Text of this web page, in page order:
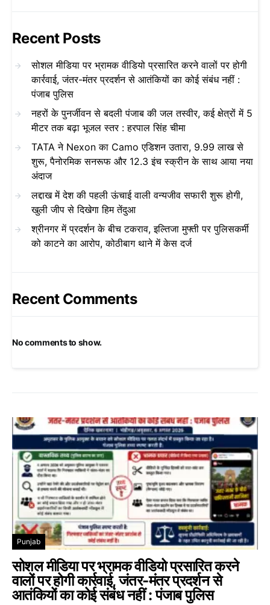
Recent Posts
सोशल मीडिया पर भ्रामक वीडियो प्रसारित करने वालों पर होगी
कार्रवाई, जंतर-मंतर प्रदर्शन से आतंकियों का कोई संबंध नहीं :
पंजाब पुलिस
नहरों के पुनर्जीवन से बदली पंजाब की जल तस्वीर, कई क्षेत्रों में 5
मीटर तक बढ़ा भूजल स्तर : हरपाल सिंह चीमा
TATA ने Nexon का Camo एडिशन उतारा, 9.99 लाख से
शुरू, पैनोरमिक सनरूफ और 12.3 इंच स्क्रीन के साथ आया नया
अंदाज
लद्दाख में देश की पहली ऊंचाई वाली वन्यजीव सफारी शुरू होगी,
खुली जीप से दिखेगा हिम तेंदुआ
श्रीनगर में प्रदर्शन के बीच टकराव, इल्तिजा मुफ्ती पर पुलिसकर्मी
को काटने का आरोप, कोठीबाग थाने में केस दर्ज
Recent Comments
No comments to show.
Punjab
सोशल मीडिया पर भ्रामक वीडियो प्रसारित करने
वालों पर होगी कार्रवाई, जंतर-मंतर प्रदर्शन से
आतंकियों का कोई संबंध नहीं : पंजाब पुलिस